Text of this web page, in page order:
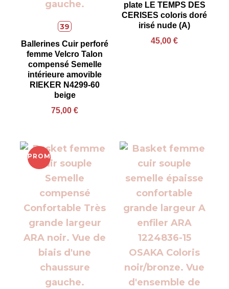
39
Ballerines Cuir perforé
femme Velcro Talon
compensé Semelle
intérieure amovible
RIEKER N4299-60
beige
75,00 €
plate LE TEMPS DES
CERISES coloris doré
irisé nude (A)
45,00 €
PROMO !